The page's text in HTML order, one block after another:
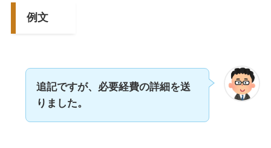
例文
追記ですが、必要経費の詳細を送
りました。